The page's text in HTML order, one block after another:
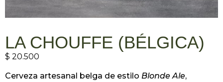
LA CHOUFFE (BÉLGICA)
$ 20.500
Cerveza artesanal belga de estilo Blonde Ale,